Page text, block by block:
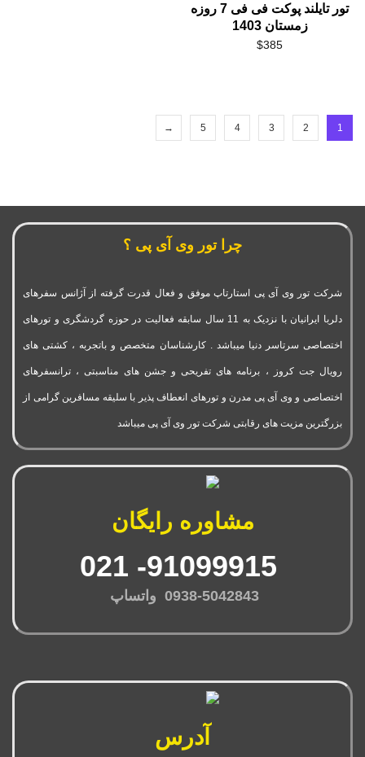
تور تایلند پوکت فی فی 7 روزه
زمستان 1403
$385
1
2
3
4
5
→
چرا تور وی آی پی ؟
شرکت تور وی آی پی استارتاپ موفق و فعال قدرت گرفته از آژانس سفرهای
دلربا ایرانیان با نزدیک به 11 سال سابقه فعالیت در حوزه گردشگری و تورهای
اختصاصی سرتاسر دنیا میباشد . کارشناسان متخصص و باتجربه ، کشتی های
رویال جت کروز ، برنامه های تفریحی و جشن های مناسبتی ، ترانسفرهای
اختصاصی و وی آی پی مدرن و تورهای انعطاف پذیر با سلیقه مسافرین گرامی از
بزرگترین مزیت های رقابتی شرکت تور وی آی پی میباشد
مشاوره رایگان
0938-5042843 واتساپ
آدرس